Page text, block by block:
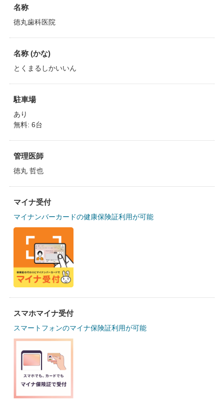
名称
徳丸歯科医院
名称 (かな)
とくまるしかいいん
駐車場
あり
無料: 6台
管理医師
徳丸 哲也
マイナ受付
マイナンバーカードの健康保険証利用が可能
スマホマイナ受付
スマートフォンのマイナ保険証利用が可能